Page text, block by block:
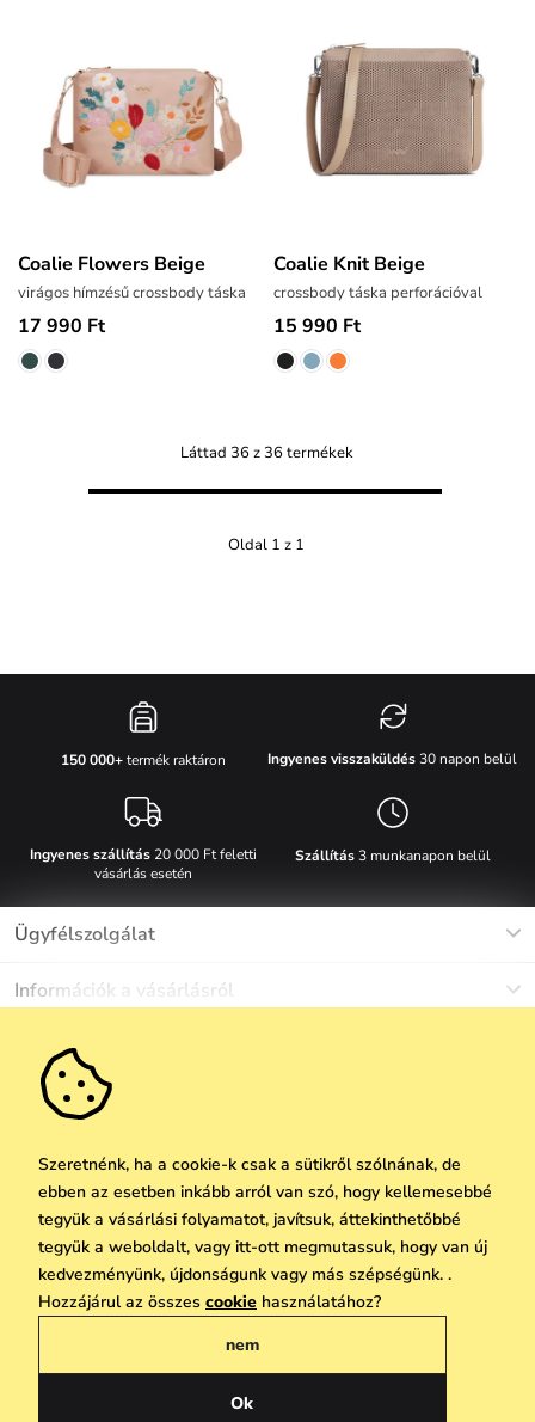
Coalie Flowers Beige
virágos hímzésű crossbody táska
17 990 Ft
Coalie Knit Beige
crossbody táska perforációval
15 990 Ft
Láttad 36 z 36 termékek
Oldal 1 z 1
150 000+termék raktáron Ingyenes visszaküldés30 napon belül
Ingyenes szállítás20 000 Ft feletti
vásárlás esetén
Szállítás3 munkanapon belül
Ügyfélszolgálat
+36 1 808 9989
Információk a vásárlásról
Gyakori kérdések
Anyagok és karbantartás
Visszaküldés és reklamáció
Egyéb információk
Rólunk
Karrier
Ajándék utalványok
Vállalatok számára
We Care
Vuchlook
Üzletek
Praha
Ne maradj le semmiről!
Feliratkozni
A személyes adatok védelmének alapelveiitt
Copyright © 2026 Vuch s.r.o. Minden jog fenntartva. Technikailag biztosítja
Simplia.cz
Szeretnénk, ha a cookie-k csak a sütikről szólnának, de
ebben az esetben inkább arról van szó, hogy kellemesebbé
tegyük a vásárlási folyamatot, javítsuk, áttekinthetőbbé
tegyük a weboldalt, vagy itt-ott megmutassuk, hogy van új
kedvezményünk, újdonságunk vagy más szépségünk. .
Hozzájárul az összes cookie használatához?
nem
Ok